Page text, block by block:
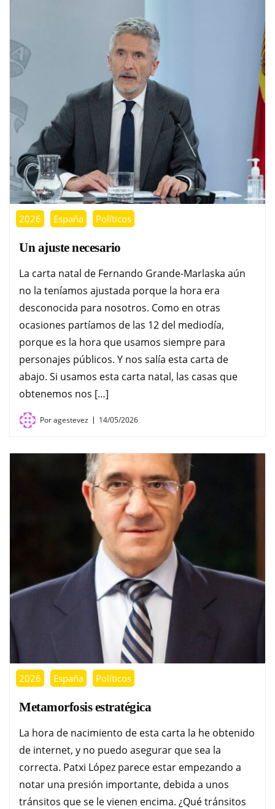
2026 España Políticos
Un ajuste necesario
La carta natal de Fernando Grande-Marlaska aún
no la teníamos ajustada porque la hora era
desconocida para nosotros. Como en otras
ocasiones partíamos de las 12 del mediodía,
porque es la hora que usamos siempre para
personajes públicos. Y nos salía esta carta de
abajo. Si usamos esta carta natal, las casas que
obtenemos nos […]
Poragestevez 14/05/2026
2026 España Políticos
Metamorfosis estratégica
La hora de nacimiento de esta carta la he obtenido
de internet, y no puedo asegurar que sea la
correcta. Patxi López parece estar empezando a
notar una presión importante, debida a unos
tránsitos que se le vienen encima. ¿Qué tránsitos